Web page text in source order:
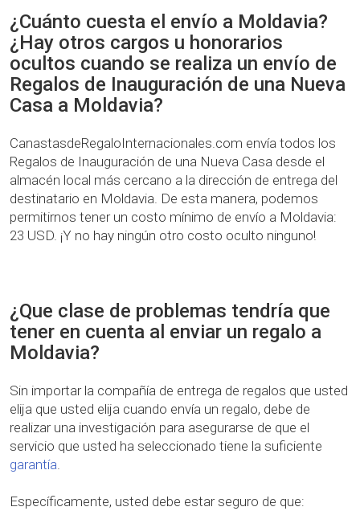
¿Cuánto cuesta el envío a Moldavia?
¿Hay otros cargos u honorarios
ocultos cuando se realiza un envío de
Regalos de Inauguración de una Nueva
Casa a Moldavia?
CanastasdeRegaloInternacionales.com envía todos los
Regalos de Inauguración de una Nueva Casa desde el
almacén local más cercano a la dirección de entrega del
destinatario en Moldavia. De esta manera, podemos
permitirnos tener un costo mínimo de envío a Moldavia:
23 USD. ¡Y no hay ningún otro costo oculto ninguno!
¿Que clase de problemas tendría que
tener en cuenta al enviar un regalo a
Moldavia?
Sin importar la compañía de entrega de regalos que usted
elija que usted elija cuando envía un regalo, debe de
realizar una investigación para asegurarse de que el
servicio que usted ha seleccionado tiene la suficiente
garantía.
Específicamente, usted debe estar seguro de que: